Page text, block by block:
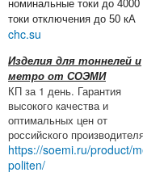
номинальные токи до 4000
токи отключения до 50 кА
chc.su
Изделия для тоннелей и
метро от СОЭМИ
КП за 1 день. Гарантия
высокого качества и
оптимальных цен от
российского
https://soemi.ru/product/
politen/